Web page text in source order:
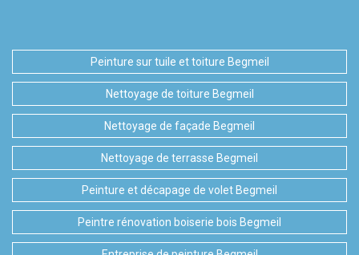
Peinture sur tuile et toiture Begmeil
Nettoyage de toiture Begmeil
Nettoyage de façade Begmeil
Nettoyage de terrasse Begmeil
Peinture et décapage de volet Begmeil
Peintre rénovation boiserie bois Begmeil